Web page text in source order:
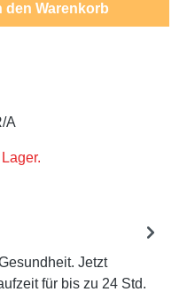
den Warenkorb
A
Jetzt
für bis zu 24 Std.